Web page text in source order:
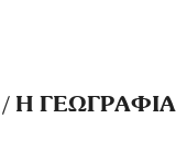
Η ΓΕΩΓΡΑΦΙΑ